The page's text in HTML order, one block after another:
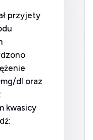
przyjety
dl oraz
kwasicy